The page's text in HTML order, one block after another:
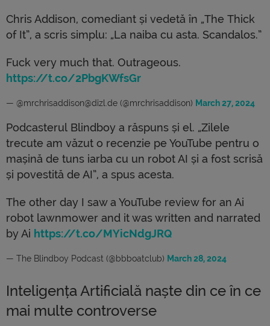
Chris Addison, comediant și vedetă în „The Thick
of It”, a scris simplu: „La naiba cu asta. Scandalos.”
Fuck very much that. Outrageous.
https://t.co/2PbgKWfsGr
— @mrchrisaddison@dizl.de (@mrchrisaddison) March 27, 2024
Podcasterul Blindboy a răspuns și el. „Zilele
trecute am văzut o recenzie pe YouTube pentru o
mașină de tuns iarba cu un robot AI și a fost scrisă
și povestită de AI”, a spus acesta.
The other day I saw a YouTube review for an Ai
robot lawnmower and it was written and narrated
by Ai https://t.co/MYicNdgJRQ
— The Blindboy Podcast (@bbboatclub) March 28, 2024
Inteligența Artificială naște din ce în ce
mai multe controverse